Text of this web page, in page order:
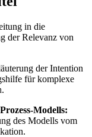
in die
der Relevanz von
der Intention
für komplexe
Modells:
des Modells vom